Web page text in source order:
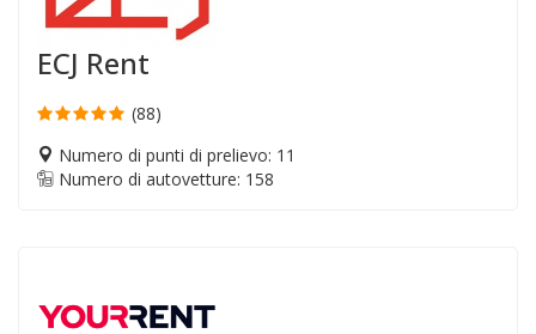
ECJ Rent
(88)
Numero di punti di prelievo: 11
Numero di autovetture: 158